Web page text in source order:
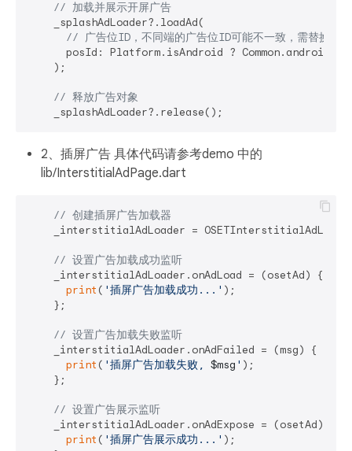
// 加载并展示开屏广告
    _splashAdLoader?.loadAd(
// 广告位ID，不同端的广告位ID可能不一致，需替换成
posId: Platform.isAndroid ?
    );
// 释放广告对象
2、插屏广告 具体代码请参考demo 中的
lib/InterstitialAdPage.dart
// 创建插屏广告加载器
_interstitialAdLoader =
// 设置广告加载成功监听
    _interstitialAdLoader.onAdLoad = (osetAd) {
print ( '插屏广告加载成功...' );
    };
// 设置广告加载失败监听
    _interstitialAdLoader.onAdFailed = (msg) {
print ( '插屏广告加载失败, $msg ' );
    };
// 设置广告展示监听
    _interstitialAdLoader.onAdExpose = (osetAd) {
print ( '插屏广告展示成功...' );